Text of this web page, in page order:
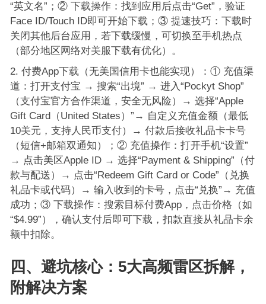
“英文名”；② 下载操作：找到应用后点击“Get”，验证
Face ID/Touch ID即可开始下载；③ 提速技巧：下载时
关闭其他后台应用，若下载缓慢，可切换至手机热点
（部分地区网络对美服下载有优化）。
付费App下载（无美国信用卡也能实现）：① 充值渠
道：打开支付宝 → 搜索“出境” → 进入“Pockyt Shop”
（支付宝官方合作渠道，安全无风险）→ 选择“Apple
Gift Card（United States）”→ 自定义充值金额（最低
10美元，支持人民币支付）→ 付款后接收礼品卡卡号
（短信+邮箱双通知）；② 充值操作：打开手机“设置”
→ 点击美区Apple ID → 选择“Payment & Shipping”（付
款与配送）→ 点击“Redeem Gift Card or Code”（兑换
礼品卡或代码）→ 输入收到的卡号，点击“兑换”→ 充值
成功；③ 下载操作：搜索目标付费App，点击价格（如
“$4.99”），确认支付后即可下载，扣款直接从礼品卡余
额中扣除。
四、避坑核心：5大高频雷区拆解，
附解决方案